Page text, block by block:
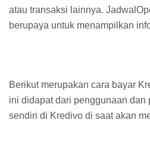
atau transaksi lainnya.
berupaya untuk menampilkan
Berikut merupakan cara bayar
ini didapat dari penggunaan dan
sendiri di Kredivo di saat akan